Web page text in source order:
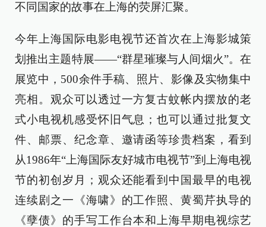
不同国家的故事在上海的荧屏汇聚。
今年上海国际电影电视节还首次在上海影城策
划推出主题特展——“群星璀璨与人间烟火”。在
展览中，500余件手稿、照片、影像及实物集中
亮相。观众可以透过一方复古蚊帐内摆放的老
式小电视机感受怀旧气息；也可以通过批复文
件、邮票、纪念章、邀请函等珍贵档案，看到
从1986年“上海国际友好城市电视节”到上海电视
节的初创岁月；观众还能看到中国最早的电视
连续剧之一《海啸》的工作照、黄蜀芹执导的
《孽债》的手写工作台本和上海早期电视综艺